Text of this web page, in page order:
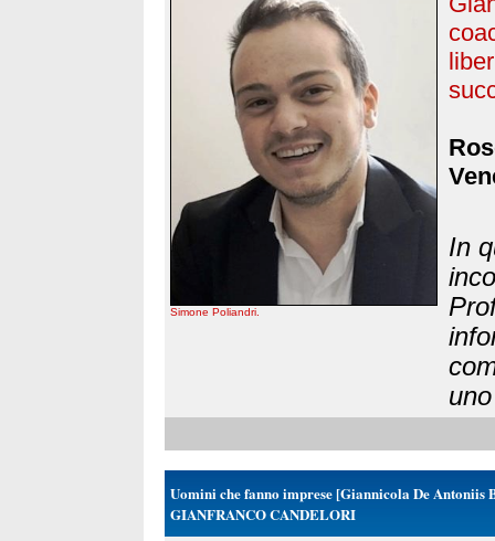
Simone Poliandri.
In
Uomini che fanno imprese [Giannicola De Antoniis
GIANFRANCO CANDELORI